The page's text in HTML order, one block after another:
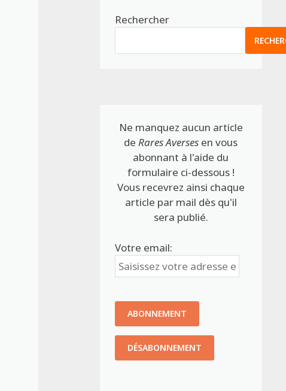
Rechercher
Ne manquez aucun article
deRares Averses en vous
abonnant à l'aide du
formulaire ci-dessous !
Vous recevrez ainsi chaque
article par mail dès qu'il
sera publié.
Votre email: